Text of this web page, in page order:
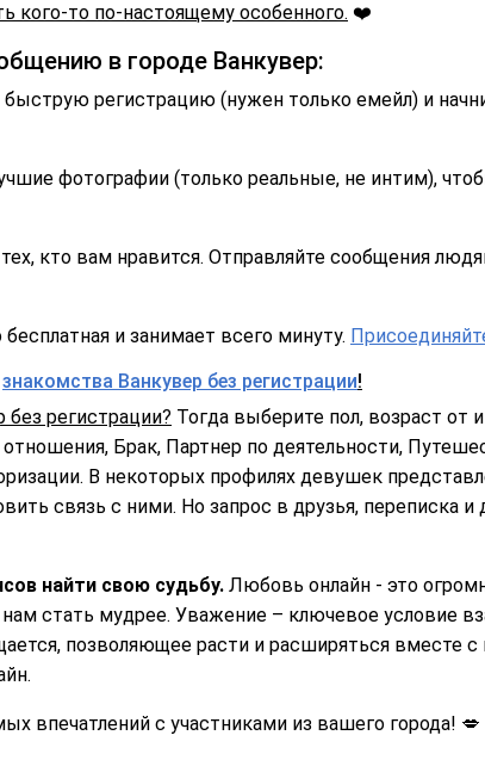
кого-то по-настоящему особенного. ❤️
в городе Ванкувер:
регистрацию (нужен только емейл) и
фотографии (только реальные, не интим),
кто вам нравится. Отправляйте сообщения
и занимает всего минуту.
знакомства Ванкувер без регистрации!
регистрации? Тогда выберите пол, возраст от
Брак, Партнер по деятельности,
В некоторых профилях девушек
связь с ними. Но запрос в друзья, переписка
найти свою судьбу. Любовь онлайн - это
стать мудрее. Уважение – ключевое условие
позволяющее расти и расширяться вместе
впечатлений с участниками из вашего города! 💋